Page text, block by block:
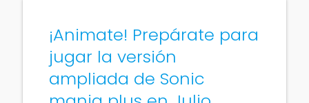
¡Animate! Prepárate para
jugar la versión
ampliada de Sonic